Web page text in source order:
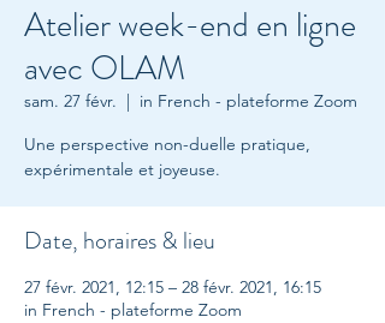
Atelier week-end en ligne
avec OLAM
sam. 27 févr.
  |
in French - plateforme Zoom
Une perspective non-duelle pratique,
expérimentale et joyeuse.
Date, horaires & lieu
27 févr. 2021, 12:15 – 28 févr. 2021, 16:15
in French - plateforme Zoom